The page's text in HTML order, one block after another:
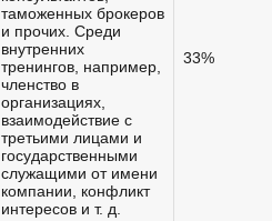
таможенных брокеров
и прочих. Среди
внутренних
тренингов, например,
членство в
организациях,
взаимодействие с
третьими лицами и
государственными
служащими от имени
компании, конфликт
интересов и т. д.
33%